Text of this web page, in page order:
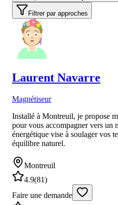
Filtrer par approches
Laurent Navarre
Magnétiseur
Installé à Montreuil, je propose
pour vous accompagner vers un
énergétique vise à soulager vos
équilibre naturel.
Montreuil
4.9(81)
Faire une demande